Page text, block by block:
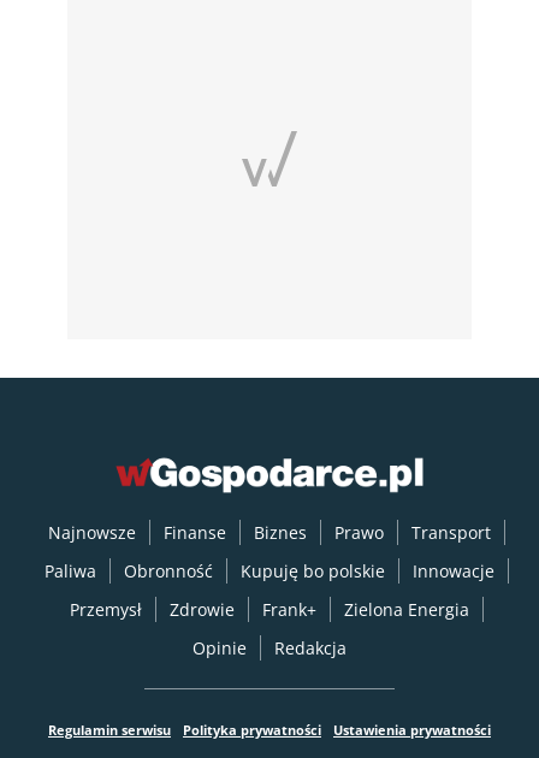
Najnowsze Finanse Biznes Prawo
Transport
Paliwa
Obronność Kupuję bo polskie
Innowacje
Przemysł
Zdrowie Frank+
Zielona Energia
Opinie
Redakcja
Regulamin serwisu Polityka prywatności Ustawienia prywatności